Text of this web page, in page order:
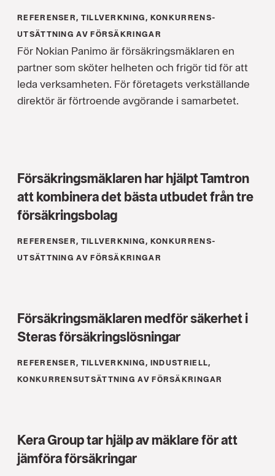
REFERENSER, TILLVERKNING, KONKURRENS­
UTSÄTTNING AV FÖRSÄKRINGAR
För Nokian Panimo är försäkringsmäklaren en
partner som sköter helheten och frigör tid för att
leda verksamheten. För företagets verkställande
direktör är förtroende avgörande i samarbetet.
Försäkringsmäklaren har hjälpt Tamtron
att kombinera det bästa utbudet från tre
försäkrings­bolag
REFERENSER, TILLVERKNING, KONKURRENS­
UTSÄTTNING AV FÖRSÄKRINGAR
Försäkringsmäklaren medför säkerhet i
Steras försäkrings­lösningar
REFERENSER, TILLVERKNING, INDUSTRIELL,
KONKURRENS­UTSÄTTNING AV FÖRSÄKRINGAR
Kera Group tar hjälp av mäklare för att
jämföra försäkringar